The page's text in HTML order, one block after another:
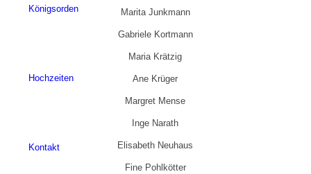
Königsorden
Hochzeiten
Kontakt
Marita Junkmann
Gabriele Kortmann
Maria Krätzig
Ane Krüger
Margret Mense
Inge Narath
Elisabeth Neuhaus
Fine Pohlkötter